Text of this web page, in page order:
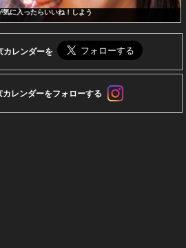
気に入ったらいいね！しよう
レンダーを
レンダーをフォローする